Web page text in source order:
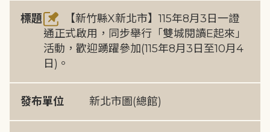
標題
【新竹縣X新北市】115年8月3日一證
通正式啟用，同步舉行「雙城閱讀E起來」
活動，歡迎踴躍參加(115年8月3日至10月4
日)。
發布單位 新北市圖(總館)